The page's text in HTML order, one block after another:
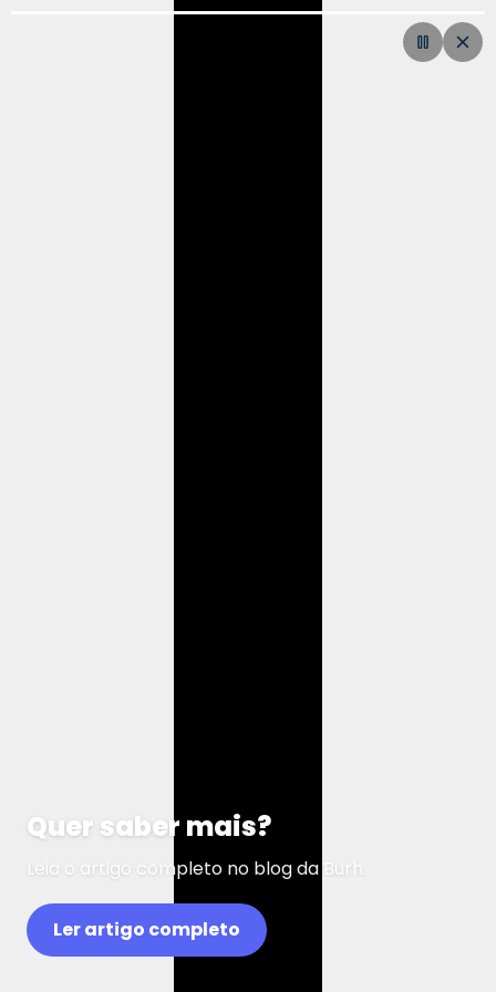
Quer saber mais?
Leia o artigo completo no blog da Burh.
Ler artigo completo